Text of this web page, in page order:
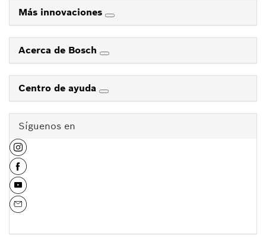
Más innovaciones
Acerca de Bosch
Centro de ayuda
Síguenos en